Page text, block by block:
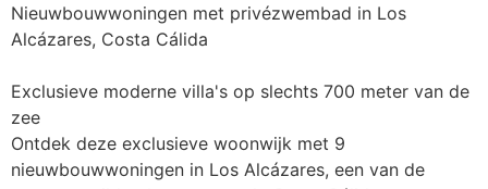
Nieuwbouwwoningen met privézwembad in Los
Alcázares, Costa Cálida
Exclusieve moderne villa's op slechts 700 meter van de
zee
Ontdek deze exclusieve woonwijk met 9
nieuwbouwwoningen in Los Alcázares, een van de